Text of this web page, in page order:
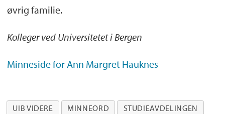
øvrig familie.
Kolleger ved Universitetet i Bergen
Minneside for Ann Margret Hauknes
UIB VIDERE MINNEORD
STUDIEAVDELINGEN